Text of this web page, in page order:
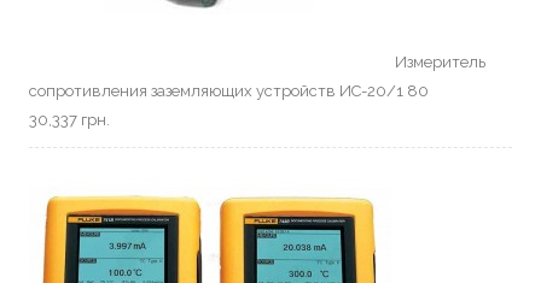
Измеритель
сопротивления заземляющих устройств ИС-20/1 80
30,337 грн.